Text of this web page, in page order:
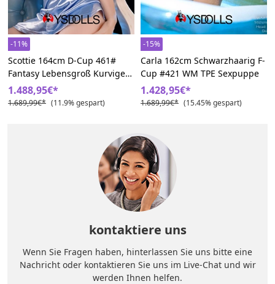
-11%
Scottie 164cm D-Cup 461#
Fantasy Lebensgroß Kurvige
Sexpuppen
1.488,95€*
1.689,99€* (11.9% gespart)
-15%
Carla 162cm Schwarzhaarig F-
Cup #421 WM TPE Sexpuppe
1.428,95€*
1.689,99€* (15.45% gespart)
kontaktiere uns
Wenn Sie Fragen haben, hinterlassen Sie uns bitte eine
Nachricht oder kontaktieren Sie uns im Live-Chat und wir
werden Ihnen helfen.